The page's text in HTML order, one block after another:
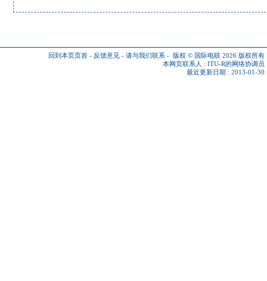
回到本页页首 - 反馈意见 - 请与我们联系 - 版权 © 国际电联 2026 版权所有
本网页联系人 : ITU-R的网络协调员
最近更新日期 : 2013-01-30